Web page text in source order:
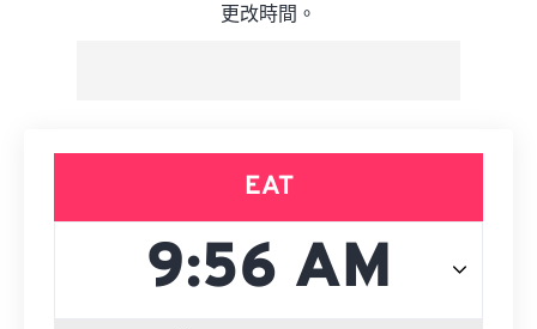
更改時間。
EAT